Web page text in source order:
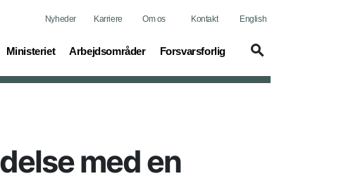
Nyheder Karriere Om os Kontakt English
Ministeriet
(current) Arbejdsområder
(current) Forsvarsforlig
(current)
med en